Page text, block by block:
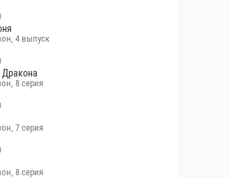
4 выпуск
8 серия
7 серия
8 серия